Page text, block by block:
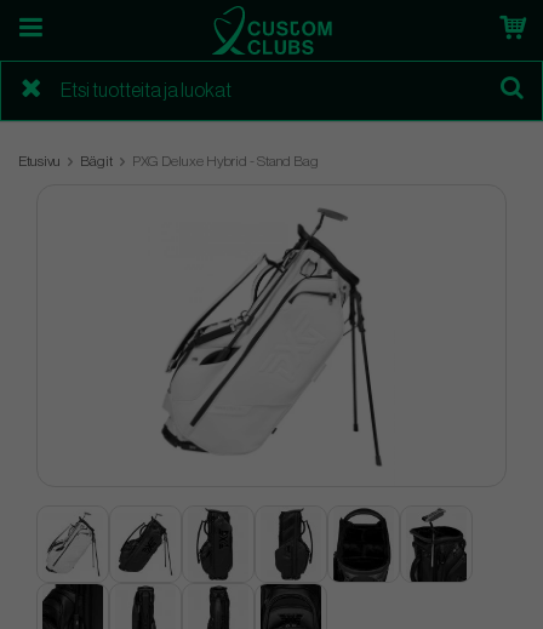
Etusivu Bägit PXG Deluxe Hybrid - Stand Bag